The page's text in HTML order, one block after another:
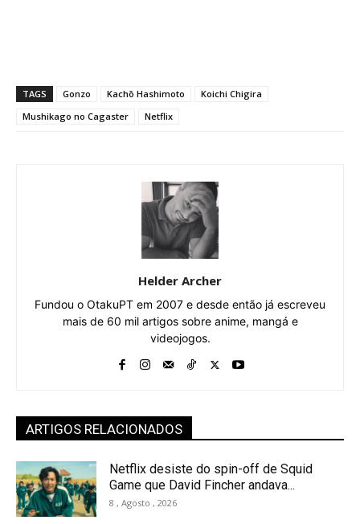
TAGS Gonzo Kachō Hashimoto
Koichi Chigira
Mushikago no Cagaster
Netflix
Helder Archer
Fundou o OtakuPT em 2007 e desde então já escreveu
mais de 60 mil artigos sobre anime, mangá e
videojogos.
ARTIGOS RELACIONADOS
Netflix desiste do spin-off de Squid
Game que David Fincher andava...
8 , Agosto , 2026